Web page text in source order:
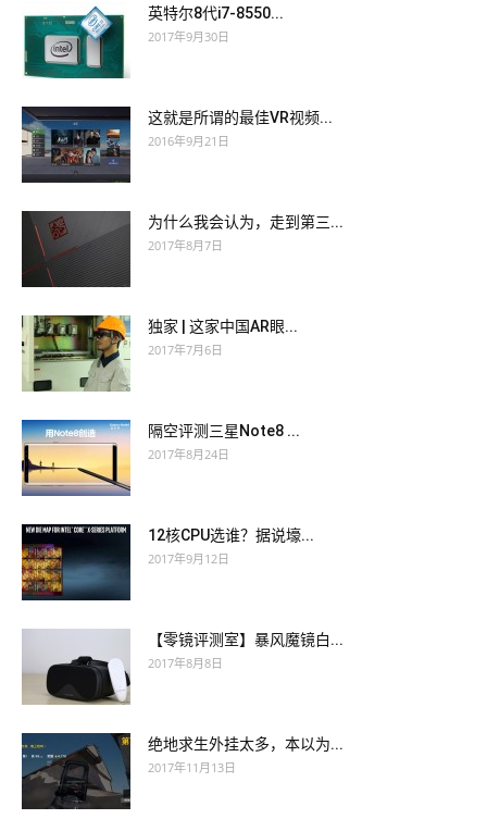
英特尔8代i7-8550...
2017年9月30日
这就是所谓的最佳VR视频...
2016年9月21日
为什么我会认为，走到第三...
2017年8月7日
独家 | 这家中国AR眼...
2017年7月6日
隔空评测三星Note8 ...
2017年8月24日
12核CPU选谁？据说壕...
2017年9月12日
【零镜评测室】暴风魔镜白...
2017年8月8日
绝地求生外挂太多，本以为...
2017年11月13日